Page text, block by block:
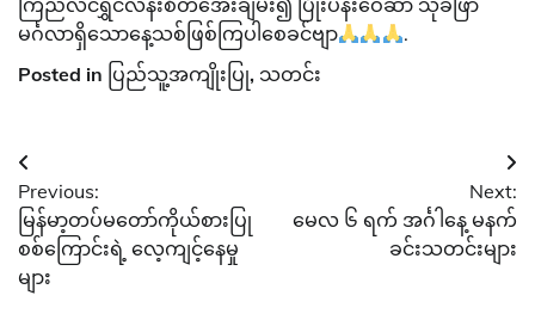
ကြည်လင်ရွှင်လန်းစိတ်အေးချမ်း၍ ပြုံးပန်းဝေဆာ သုခဖြာ
မင်္ဂလာရှိသောနေ့သစ်ဖြစ်ကြပါစေခင်ဗျာ
.
Posted in ပြည်သူ့အကျိုးပြု, သတင်း
Post
navigation
Previous:
မြန်မာ့တပ်မတော်ကိုယ်စားပြု
စစ်ကြောင်းရဲ့ လေ့ကျင့်နေမှု
များ
Next:
မေလ ၆ ရက် အင်္ဂါနေ့ မနက်
ခင်းသတင်းများ